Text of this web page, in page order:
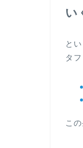
い
と
タ
こ